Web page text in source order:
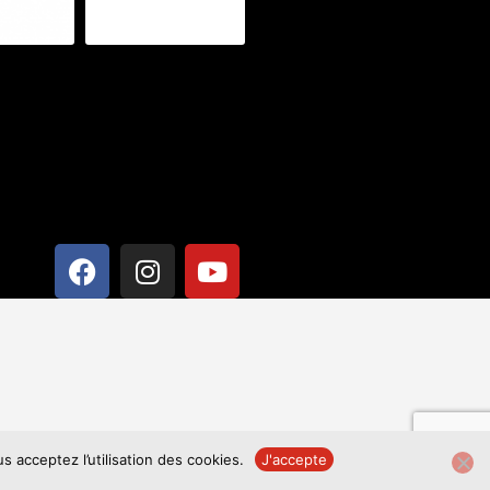
acceptez l’utilisation des cookies. J'accepte